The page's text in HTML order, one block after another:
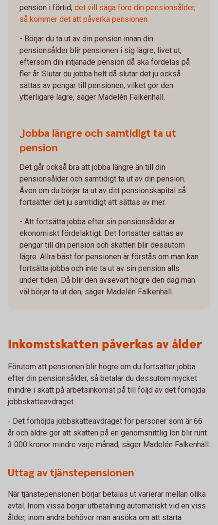
pension i förtid, det vill säga före din pensionsålder,
så kommer det att påverka pensionen.
- Börjar du ta ut av din pension innan din
pensionsålder blir pensionen i sig lägre, livet ut,
eftersom din intjänade pension då ska fördelas på
fler år. Slutar du jobba helt då slutar det ju också
sättas av pengar till pensionen, vilket gör den
ytterligare lägre, säger Madelén Falkenhäll.
Jobba längre och samtidigt ta ut
pension
Det går också bra att jobba längre än till din
pensionsålder och samtidigt ta ut av din pension.
Även om du börjar ta ut av ditt pensionskapital så
fortsätter det ju samtidigt att sättas av mer.
- Att fortsätta jobba efter sin pensionsålder är
ekonomiskt fördelaktigt. Det fortsätter sättas av
pengar till din pension och skatten blir dessutom
lägre. Allra bäst för pensionen är förstås om man kan
fortsätta jobba och inte ta ut av sin pension alls
under tiden. Då blir den avsevärt högre den dag man
väl börjar ta ut den, säger Madelén Falkenhäll.
Inkomstskatten påverkas av ålder
Förutom att pensionen blir högre om du fortsätter jobba
efter din pensionsålder, så betalar du dessutom mycket
mindre i skatt på arbetsinkomst på till följd av det förhöjda
jobbskatteavdraget.
- Det förhöjda jobbskatteavdraget för personer som är 66
år och äldre gör att skatten på en genomsnittlig lön blir runt
3 000 kronor mindre varje månad, säger Madelén Falkenhäll.
Uttag av tjänstepensionen
När tjänstepensionen börjar betalas ut varierar mellan olika
avtal. Inom vissa börjar utbetalning automatiskt vid en viss
ålder, inom andra behöver man ansöka om att starta